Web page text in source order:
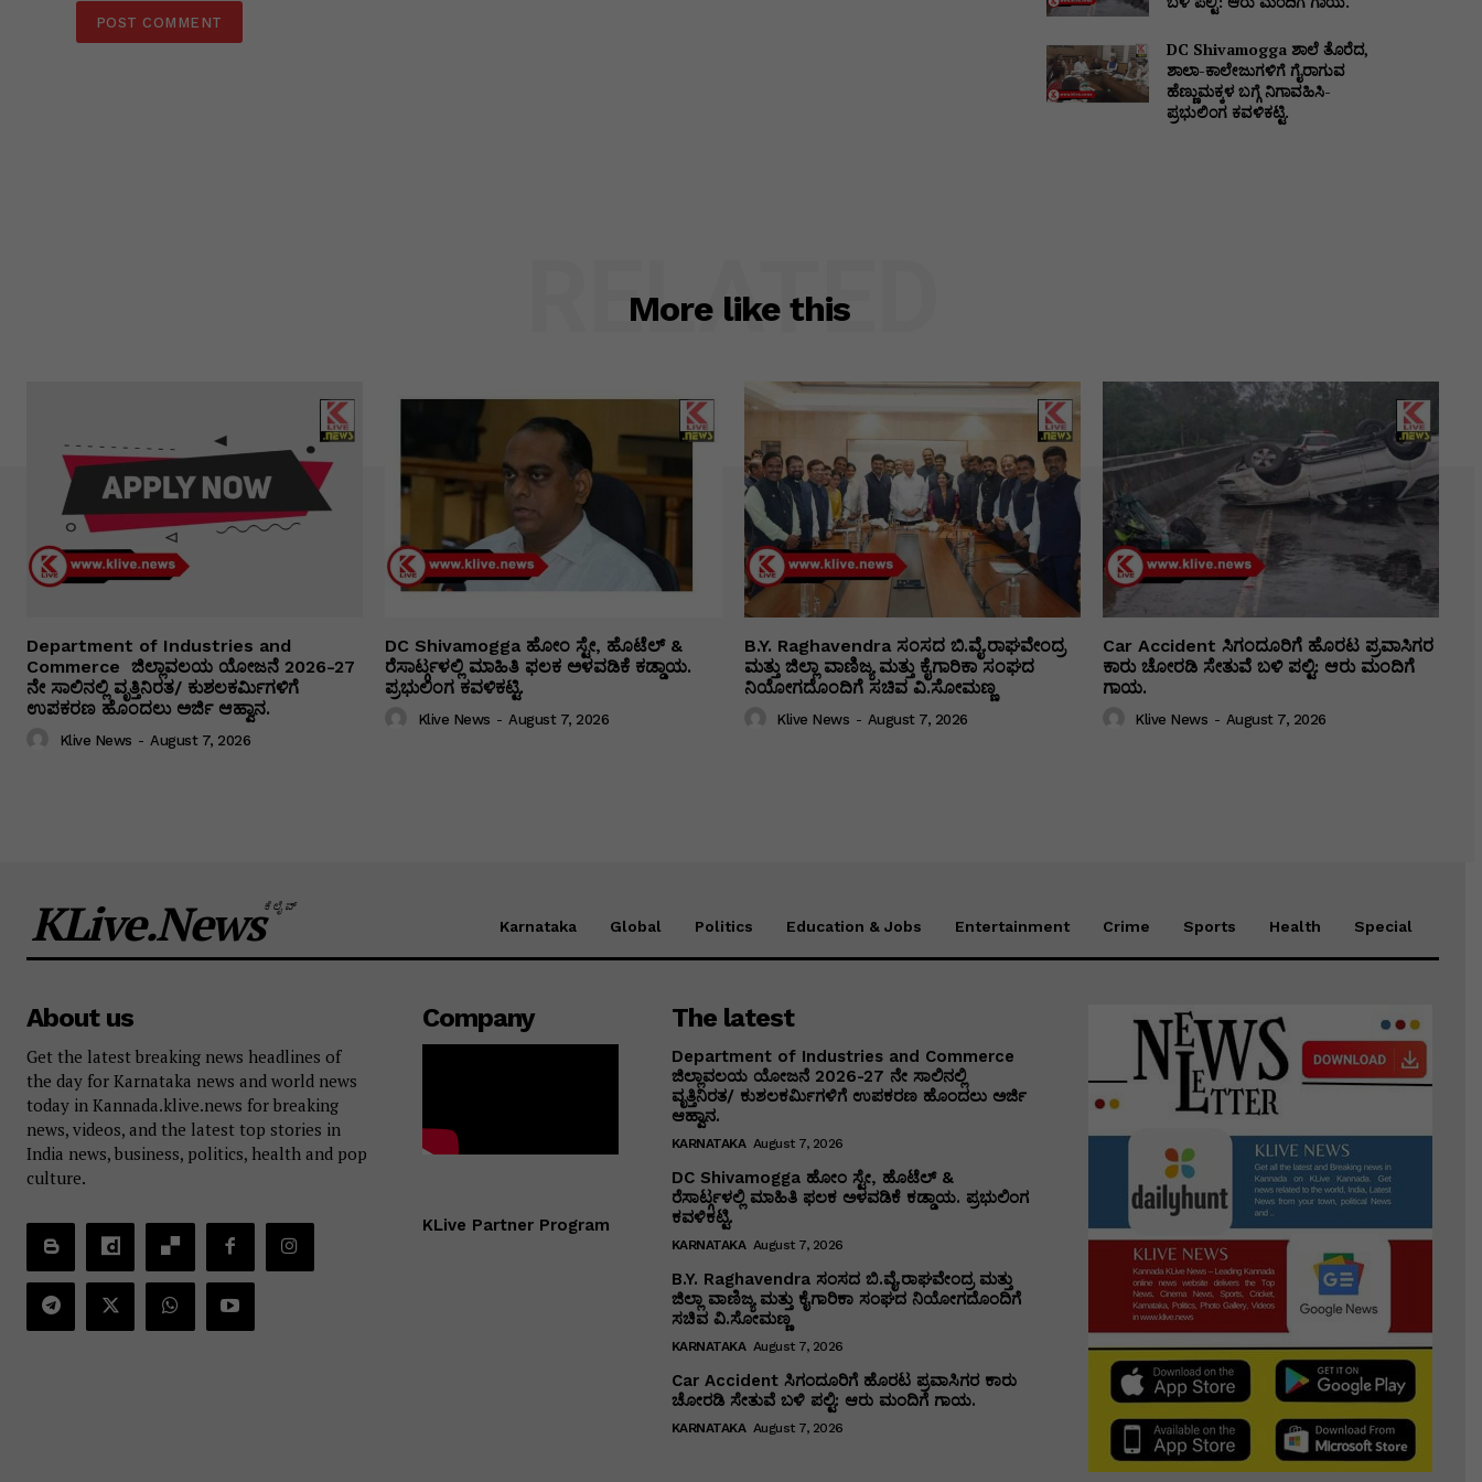
DC Shivamogga ಶಾಲೆ ತೊರೆದ,
ಶಾಲಾ-ಕಾಲೇಜುಗಳಿಗೆ ಗೈರಾಗುವ
ಹೆಣ್ಣುಮಕ್ಕಳ ಬಗ್ಗೆ ನಿಗಾವಹಿಸಿ-
ಪ್ರಭುಲಿಂಗ ಕವಳಿಕಟ್ಟಿ.
More like this
RELATED
Department of Industries and
Commerce ಜಿಲ್ಲಾವಲಯ ಯೋಜನೆ 2026-27
ನೇ ಸಾಲಿನಲ್ಲಿ ವೃತ್ತಿನಿರತ/ ಕುಶಲಕರ್ಮಿಗಳಿಗೆ
ಉಪಕರಣ ಹೊಂದಲು ಅರ್ಜಿ ಆಹ್ವಾನ.
Klive News - August 7, 2026
DC Shivamogga ಹೋಂ ಸ್ಟೇ, ಹೊಟೆಲ್ &
ರೆಸಾರ್ಟ್ಗಳಲ್ಲಿ ಮಾಹಿತಿ ಫಲಕ ಅಳವಡಿಕೆ ಕಡ್ಡಾಯ.
ಪ್ರಭುಲಿಂಗ ಕವಳಿಕಟ್ಟಿ.
Klive News - August 7, 2026
B.Y. Raghavendra ಸಂಸದ ಬಿ.ವೈ.ರಾಘವೇಂದ್ರ
ಮತ್ತು ಜಿಲ್ಲಾ ವಾಣಿಜ್ಯ ಮತ್ತು ಕೈಗಾರಿಕಾ ಸಂಘದ
ನಿಯೋಗದೊಂದಿಗೆ ಸಚಿವ ವಿ‌.ಸೋಮಣ್ಣ
Klive News - August 7, 2026
Car Accident ಸಿಗಂದೂರಿಗೆ ಹೊರಟ ಪ್ರವಾಸಿಗರ
ಕಾರು ಚೋರಡಿ ಸೇತುವೆ ಬಳಿ ಪಲ್ಟಿ: ಆರು ಮಂದಿಗೆ
ಗಾಯ.
Klive News - August 7, 2026
KLive.Newsಕೆಲೈವ್
Karnataka Global Politics Education & Jobs Entertainment Crime Sports Health Special
About us
Get the latest breaking news headlines of
the day for Karnataka news and world news
today in Kannada.klive.news for breaking
news, videos, and the latest top stories in
India news, business, politics, health and pop
culture.
Company
KLive Partner Program
The latest
Department of Industries and Commerce
ಜಿಲ್ಲಾವಲಯ ಯೋಜನೆ 2026-27 ನೇ ಸಾಲಿನಲ್ಲಿ
ವೃತ್ತಿನಿರತ/ ಕುಶಲಕರ್ಮಿಗಳಿಗೆ ಉಪಕರಣ ಹೊಂದಲು ಅರ್ಜಿ
ಆಹ್ವಾನ.
KARNATAKA August 7, 2026
DC Shivamogga ಹೋಂ ಸ್ಟೇ, ಹೊಟೆಲ್ &
ರೆಸಾರ್ಟ್ಗಳಲ್ಲಿ ಮಾಹಿತಿ ಫಲಕ ಅಳವಡಿಕೆ ಕಡ್ಡಾಯ. ಪ್ರಭುಲಿಂಗ
ಕವಳಿಕಟ್ಟಿ.
KARNATAKA August 7, 2026
B.Y. Raghavendra ಸಂಸದ ಬಿ.ವೈ.ರಾಘವೇಂದ್ರ ಮತ್ತು
ಜಿಲ್ಲಾ ವಾಣಿಜ್ಯ ಮತ್ತು ಕೈಗಾರಿಕಾ ಸಂಘದ ನಿಯೋಗದೊಂದಿಗೆ
ಸಚಿವ ವಿ‌.ಸೋಮಣ್ಣ
KARNATAKA August 7, 2026
Car Accident ಸಿಗಂದೂರಿಗೆ ಹೊರಟ ಪ್ರವಾಸಿಗರ ಕಾರು
ಚೋರಡಿ ಸೇತುವೆ ಬಳಿ ಪಲ್ಟಿ: ಆರು ಮಂದಿಗೆ ಗಾಯ.
KARNATAKA August 7, 2026